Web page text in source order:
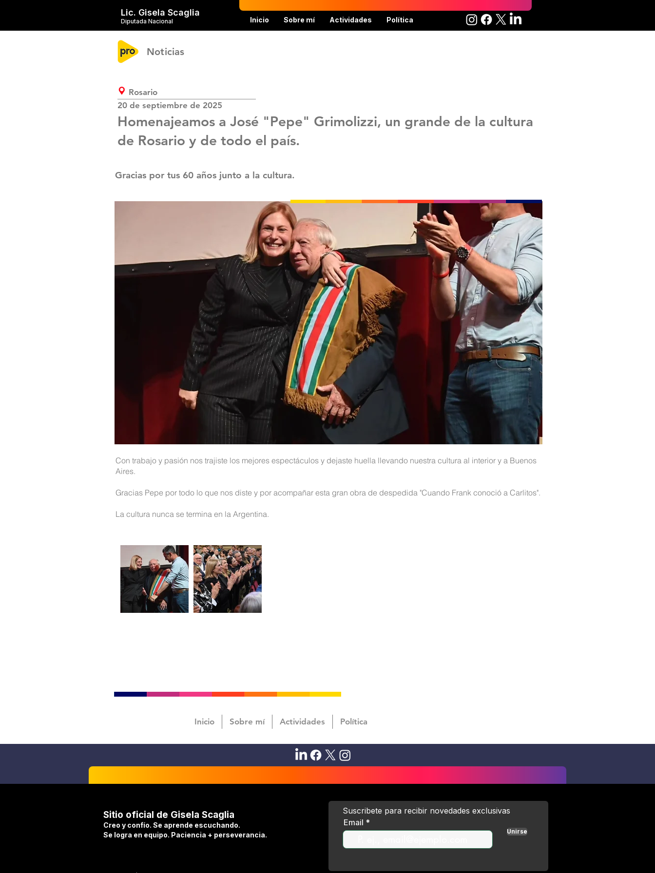
Diputada Nacional
Lic. Gisela Scaglia
Inicio Sobre mí Actividades Política
Noticias
Rosario
20 de septiembre de 2025
Homenajeamos a José "Pepe" Grimolizzi, un grande de la cultura
de Rosario y de todo el país.
Gracias por tus 60 años junto a la cultura.
Con trabajo y pasión nos trajiste los mejores espectáculos y dejaste huella llevando nuestra cultura al interior y a Buenos
Aires.
Gracias Pepe por todo lo que nos diste y por acompañar esta gran obra de despedida "Cuando Frank conoció a Carlitos".
La cultura nunca se termina en la Argentina.
Inicio Sobre mí Actividades Política
Sitio oficial de Gisela Scaglia
Creo y confío. Se aprende escuchando.
Se logra en equipo. Paciencia + perseverancia.
Suscribete para recibir novedades exclusivas
Email
Unirse